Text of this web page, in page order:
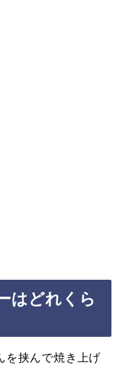
はどれくら
を挟んで焼き上げ